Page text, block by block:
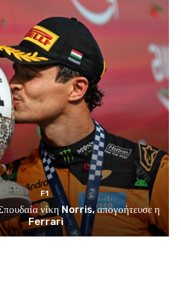
F1
νίκη Norris, απογοήτευσε η
Ferrari